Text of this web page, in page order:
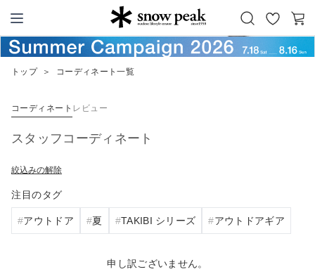
Snow Peak
お
気
カ
ー
トップ ＞ コーディネート一覧
コーディネート レビュー
スタッフコーディネート
絞込みの解除
注目のタグ
アウトドア 夏 TAKIBI シリーズ アウトドアギア
申し訳ございません。